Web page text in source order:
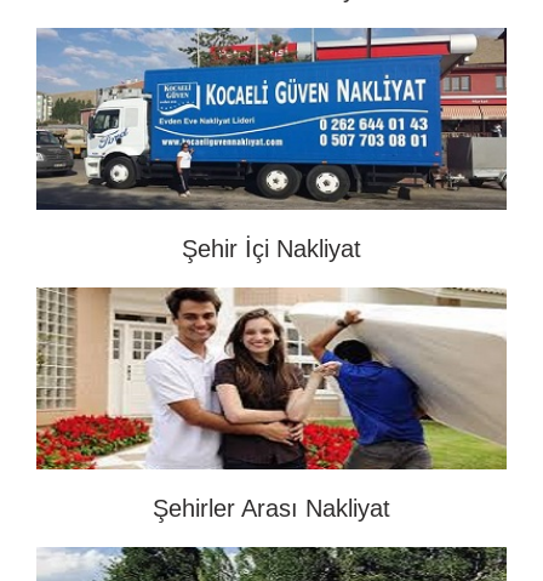
Şehir İçi Nakliyat
Şehirler Arası Nakliyat